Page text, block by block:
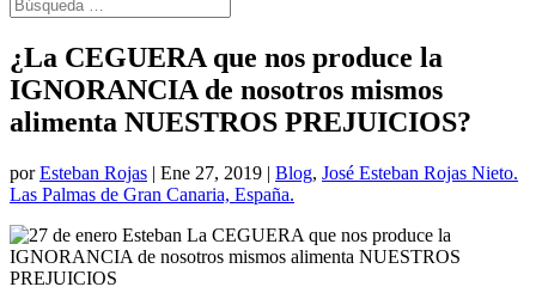
¿La CEGUERA que nos produce la
IGNORANCIA de nosotros mismos
alimenta NUESTROS PREJUICIOS?
porEsteban Rojas | Ene 27, 2019 | Blog, José Esteban Rojas Nieto.
Las Palmas de Gran Canaria, España.